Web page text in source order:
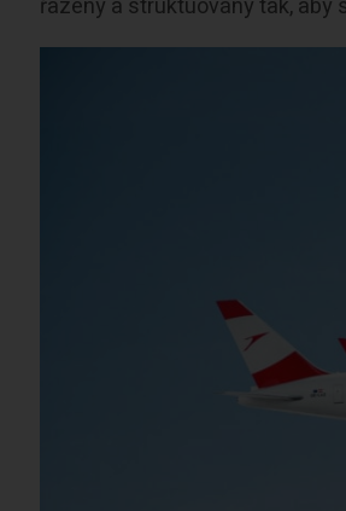
řazeny a struktuovány tak, aby